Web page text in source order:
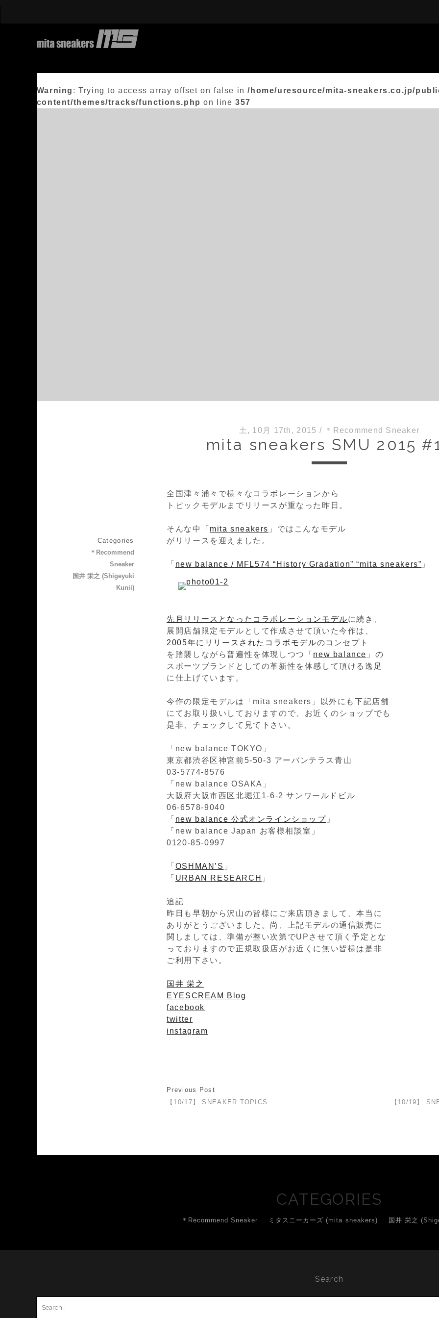
Warning : Trying to access array offset on false in/home/uresource/mita-sneakers.co.jp/
content/themes/tracks/functions.php on line357
土, 10月 17th, 2015 / ＊Recommend Sneaker
mita sneakers SMU 2015
全国津々浦々で様々なコラボレーションから
トピックモデルまでリリースが重なった昨日。
そんな中「 mita sneakers 」ではこんなモデル
がリリースを迎えました。
「 new balance / MFL574 “History Gradation” “mita sneakers” 」
先月リリースとなったコラボレーションモデルに続き、
展開店舗限定モデルとして作成させて頂いた今作は、
2005年にリリースされたコラボモデルのコンセプト
を踏襲しながら普遍性を体現しつつ「 new balance 」の
スポーツブランドとしての革新性を体感して頂ける逸足
に仕上げています。
今作の限定モデルは「mita sneakers」以外にも下記店舗
にてお取り扱いしておりますので、お近くのショップでも
是非、チェックして見て下さい。
「new balance TOKYO」
東京都渋谷区神宮前5-50-3 アーバンテラス青山
03-5774-8576
「new balance OSAKA」
大阪府大阪市西区北堀江1-6-2 サンワールドビル
06-6578-9040
「 new balance 公式オンラインショップ 」
「new balance Japan お客様相談室」
0120-85-0997
「 OSHMAN’S 」
「 URBAN RESEARCH 」
追記
昨日も早朝から沢山の皆様にご来店頂きまして、本当に
ありがとうございました。尚、上記モデルの通信販売に
関しましては、準備が整い次第でUPさせて頂く予定とな
っておりますので正規取扱店がお近くに無い皆様は是非
ご利用下さい。
国井 栄之
EYESCREAM Blog
facebook
twitter
instagram
Previous Post
【10/17】 SNEAKER TOPICS
【10/19】
Categories
＊Recommend
Sneaker
国井 栄之 (Shigeyuki
Kunii)
CATEGORIES
＊Recommend Sneaker ミタスニーカーズ (mita sneakers) 国井 栄之
Search